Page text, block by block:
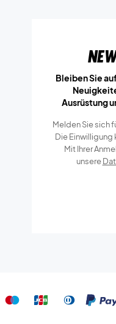
Bleiben Sie
Ausrüstung
Melden Sie sich
Die Einwilligung
Mit Ihrer
unsere